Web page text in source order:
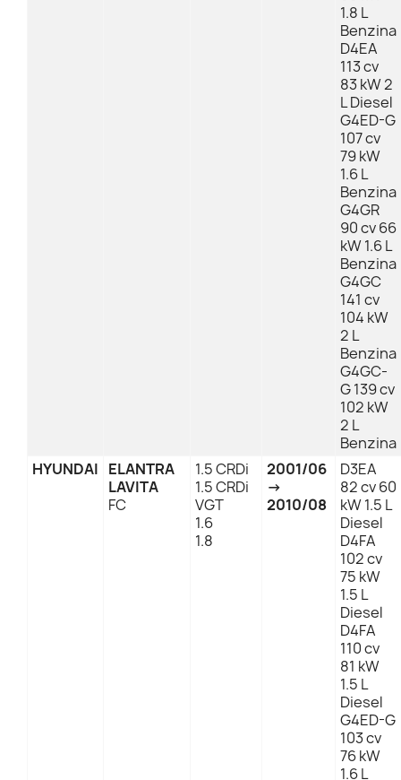
1.8 L
Benzina
D4EA
113 cv
83 kW 2
L Diesel
G4ED-G
107 cv
79 kW
1.6 L
Benzina
G4GR
90 cv 66
kW 1.6 L
Benzina
G4GC
141 cv
104 kW
2 L
Benzina
G4GC-
G 139 cv
102 kW
2 L
Benzina
HYUNDAI ELANTRA
LAVITA
FC
1.5 CRDi
1.5 CRDi
VGT
1.6
1.8
2001/06
→
2010/08
D3EA
82 cv 60
kW 1.5 L
Diesel
D4FA
102 cv
75 kW
1.5 L
Diesel
D4FA
110 cv
81 kW
1.5 L
Diesel
G4ED-G
103 cv
76 kW
1.6 L